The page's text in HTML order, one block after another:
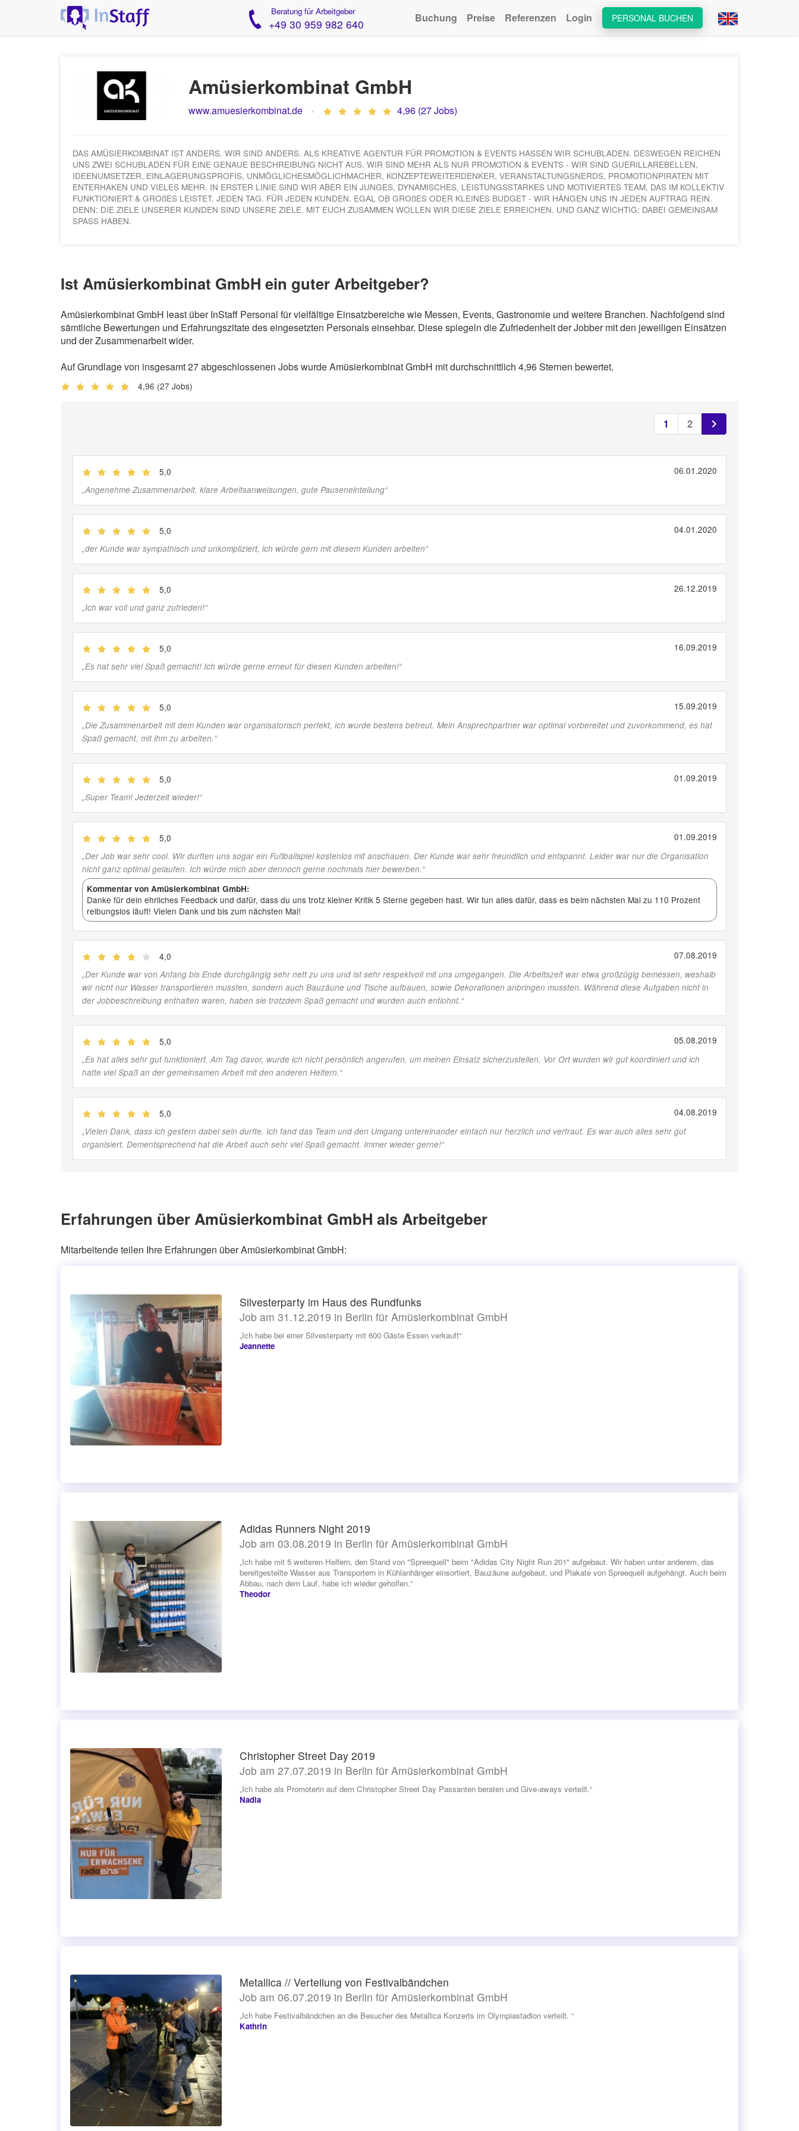
Beratung für Arbeitgeber
+49 30 959 982 640 PERSONAL BUCHEN
Buchung Preise Referenzen Login
Amüsierkombinat GmbH
www.amuesierkombinat.de 4,96 (27 Jobs)
DAS AMÜSIERKOMBINAT IST ANDERS. WIR SIND ANDERS. ALS KREATIVE AGENTUR FÜR PROMOTION & EVENTS HASSEN WIR SCHUBLADEN. DESWEGEN REICHEN
UNS ZWEI SCHUBLADEN FÜR EINE GENAUE BESCHREIBUNG NICHT AUS. WIR SIND MEHR ALS NUR PROMOTION & EVENTS - WIR SIND GUERILLAREBELLEN,
IDEENUMSETZER, EINLAGERUNGSPROFIS, UNMÖGLICHESMÖGLICHMACHER, KONZEPTEWEITERDENKER, VERANSTALTUNGSNERDS, PROMOTIONPIRATEN MIT
ENTERHAKEN UND VIELES MEHR. IN ERSTER LINIE SIND WIR ABER EIN JUNGES, DYNAMISCHES, LEISTUNGSSTARKES UND MOTIVIERTES TEAM, DAS IM KOLLEKTIV
FUNKTIONIERT & GROßES LEISTET. JEDEN TAG. FÜR JEDEN KUNDEN. EGAL OB GROßES ODER KLEINES BUDGET - WIR HÄNGEN UNS IN JEDEN AUFTRAG REIN.
DENN: DIE ZIELE UNSERER KUNDEN SIND UNSERE ZIELE. MIT EUCH ZUSAMMEN WOLLEN WIR DIESE ZIELE ERREICHEN. UND GANZ WICHTIG: DABEI GEMEINSAM
SPASS HABEN.
Ist Amüsierkombinat GmbH ein guter Arbeitgeber?
Amüsierkombinat GmbH least über InStaff Personal für vielfältige Einsatzbereiche wie Messen, Events, Gastronomie und weitere Branchen. Nachfolgend sind
sämtliche Bewertungen und Erfahrungszitate des eingesetzten Personals einsehbar. Diese spiegeln die Zufriedenheit der Jobber mit den jeweiligen Einsätzen
und der Zusammenarbeit wider.
Auf Grundlage von insgesamt 27 abgeschlossenen Jobs wurde Amüsierkombinat GmbH mit durchschnittlich 4,96 Sternen bewertet.
4,96 (27 Jobs)
1 2
5,0 06.01.2020
„Angenehme Zusammenarbeit, klare Arbeitsanweisungen, gute Pauseneinteilung“
5,0 04.01.2020
„der Kunde war sympathisch und unkompliziert, ich würde gern mit diesem Kunden arbeiten“
5,0 26.12.2019
„Ich war voll und ganz zufrieden!“
5,0 16.09.2019
„Es hat sehr viel Spaß gemacht! Ich würde gerne erneut für diesen Kunden arbeiten!“
5,0 15.09.2019
„Die Zusammenarbeit mit dem Kunden war organisatorisch perfekt, ich wurde bestens betreut. Mein Ansprechpartner war optimal vorbereitet und zuvorkommend, es hat
Spaß gemacht, mit ihm zu arbeiten.“
5,0 01.09.2019
„Super Team! Jederzeit wieder!“
5,0 01.09.2019
„Der Job war sehr cool. Wir durften uns sogar ein Fußballspiel kostenlos mit anschauen. Der Kunde war sehr freundlich und entspannt. Leider war nur die Organisation
nicht ganz optimal gelaufen. Ich würde mich aber dennoch gerne nochmals hier bewerben.“
Kommentar von Amüsierkombinat GmbH:
Danke für dein ehrliches Feedback und dafür, dass du uns trotz kleiner Kritik 5 Sterne gegeben hast. Wir tun alles dafür, dass es beim nächsten Mal zu 110 Prozent
reibungslos läuft! Vielen Dank und bis zum nächsten Mal!
4,0 07.08.2019
„Der Kunde war von Anfang bis Ende durchgängig sehr nett zu uns und ist sehr respektvoll mit uns umgegangen. Die Arbeitszeit war etwa großzügig bemessen, weshalb
wir nicht nur Wasser transportieren mussten, sondern auch Bauzäune und Tische aufbauen, sowie Dekorationen anbringen mussten. Während diese Aufgaben nicht in
der Jobbeschreibung enthalten waren, haben sie trotzdem Spaß gemacht und wurden auch entlohnt.“
5,0 05.08.2019
„Es hat alles sehr gut funktioniert. Am Tag davor, wurde ich nicht persönlich angerufen, um meinen Einsatz sicherzustellen. Vor Ort wurden wir gut koordiniert und ich
hatte viel Spaß an der gemeinsamen Arbeit mit den anderen Helfern.“
5,0 04.08.2019
„Vielen Dank, dass ich gestern dabei sein durfte. Ich fand das Team und den Umgang untereinander einfach nur herzlich und vertraut. Es war auch alles sehr gut
organisiert. Dementsprechend hat die Arbeit auch sehr viel Spaß gemacht. Immer wieder gerne!“
Erfahrungen über Amüsierkombinat GmbH als Arbeitgeber
Mitarbeitende teilen Ihre Erfahrungen über Amüsierkombinat GmbH:
Silvesterparty im Haus des Rundfunks
Job am 31.12.2019 in Berlin für Amüsierkombinat GmbH
„Ich habe bei einer Silvesterparty mit 600 Gäste Essen verkauft“
Jeannette
Adidas Runners Night 2019
Job am 03.08.2019 in Berlin für Amüsierkombinat GmbH
„Ich habe mit 5 weiteren Helfern, den Stand von "Spreequell" beim "Adidas City Night Run 201" aufgebaut. Wir haben unter anderem, das
bereitgestellte Wasser aus Transportern in Kühlanhänger einsortiert, Bauzäune aufgebaut, und Plakate von Spreequell aufgehängt. Auch beim
Abbau, nach dem Lauf, habe ich wieder geholfen.“
Theodor
Christopher Street Day 2019
Job am 27.07.2019 in Berlin für Amüsierkombinat GmbH
„Ich habe als Promoterin auf dem Christopher Street Day Passanten beraten und Give-aways verteilt.“
Nadia
Metallica // Verteilung von Festivalbändchen
Job am 06.07.2019 in Berlin für Amüsierkombinat GmbH
„Ich habe Festivalbändchen an die Besucher des Metallica Konzerts im Olympiastadion verteilt. “
Kathrin